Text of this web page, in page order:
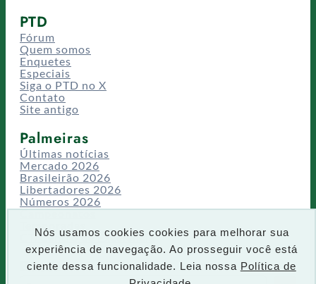
Nós usamos cookies cookies para melhorar sua
experiência de navegação. Ao prosseguir você está
ciente dessa funcionalidade. Leia nossa Política de
PTD
Fórum
Quem somos
Enquetes
Especiais
Siga o PTD no X
Contato
Site antigo
Palmeiras
Últimas notícias
Mercado 2026
Brasileirão 2026
Libertadores 2026
Números 2026
Campeonatos
CT/Centro de Excelência
Busca
P